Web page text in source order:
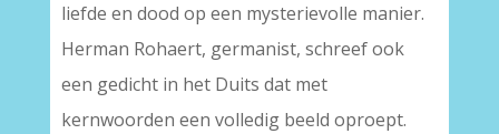
liefde en dood op een mysterievolle manier.
Herman Rohaert, germanist, schreef ook
een gedicht in het Duits dat met
kernwoorden een volledig beeld oproept.